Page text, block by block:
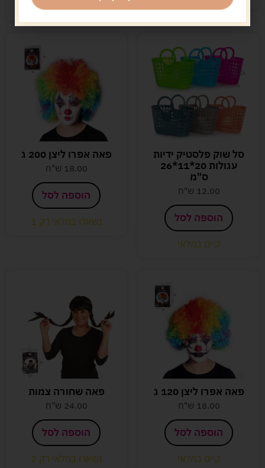
סל שוק פלסטיק ידיות
עגולות 20*11*26
ס"מ
12.00 ש"ח
הוספה לסל
קיים במלאי
פאה אפרו ליצן 200 ג
18.00 ש"ח
הוספה לסל
נשארו במלאי רק 1
פאה אפרו ליצן 120 ג
18.00 ש"ח
הוספה לסל
קיים במלאי
פאה שחורה צמות
24.00 ש"ח
הוספה לסל
נשארו במלאי רק 2